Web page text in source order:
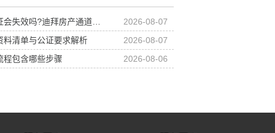
2026-08-07
料清单与公证要求解析
2026-08-07
程包含哪些步骤 2026-08-06